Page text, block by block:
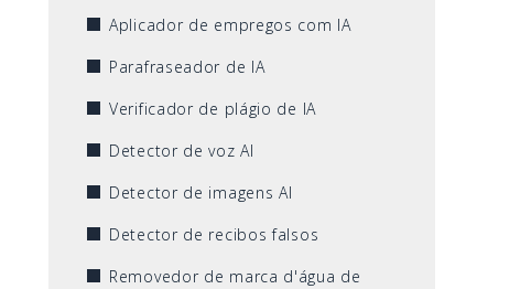
Aplicador de empregos com IA
Parafraseador de IA
Verificador de plágio de IA
Detector de voz AI
Detector de imagens AI
Detector de recibos falsos
Removedor de marca d'água de